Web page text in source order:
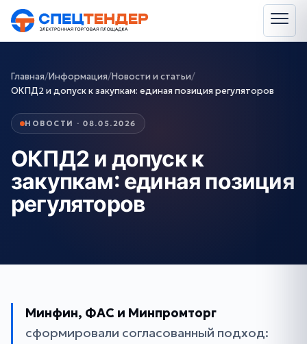
Главная/Информация/Новости и статьи/
ОКПД2 и допуск к закупкам: единая позиция регуляторов
НОВОСТИ · 08.05.2026
ОКПД2 и допуск к
закупкам: единая позиция
регуляторов
Минфин, ФАС и Минпромторг
сформировали согласованный подход: